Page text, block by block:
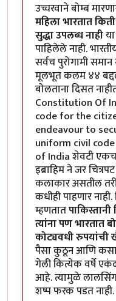
उच्चरवाने बोम्ब
महिला भारतात
सुद्धा उपलब्ध नाही
पाहिलेले नाही.
सर्वच पुरोगामी
मूलभूत कलम ४४
बोलताना दिसत
Constitution Of
code for the
endeavour to
uniform civil
of India शेवटी एकच
इब्राहिम ने जर
कलाकार असतील
कधीही पाहणार
म्हणतात
त्यांना पण
कोट्यवधी रुपयांची
पैसा कुठून आणि कसा
गेली कित्येक वर्षे
आहे. त्यामुळे
शष्प फरक पडत नाही.